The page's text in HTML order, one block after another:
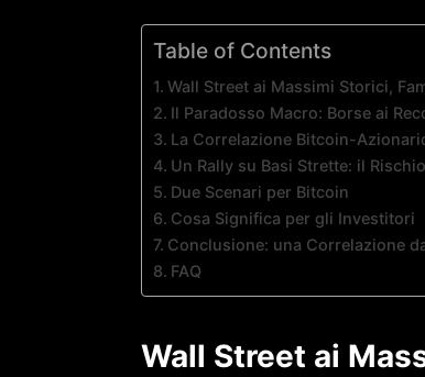
Table of Contents
Wall Street ai Massimi Storici,
Il Paradosso Macro: Borse ai
La Correlazione Bitcoin-
Un Rally su Basi Strette: il
Due Scenari per Bitcoin
Cosa Significa per gli Investitori
Conclusione: una Correlazione
FAQ
Wall Street ai